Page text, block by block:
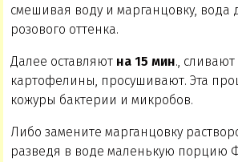
смешивая воду и марганцовку, вода
розового оттенка.
Далее оставляют на 15 мин.,
картофелины, просушивают. Эта
кожуры бактерии и микробов.
Либо замените марганцовку
разведя в воде маленькую порцию